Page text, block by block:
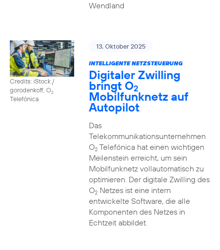
Wendland
Credits: iStock /
gorodenkoff, O2
Telefónica
13. Oktober 2025
INTELLIGENTE NETZSTEUERUNG
Digitaler Zwilling
bringt O2
Mobilfunknetz auf
Autopilot
Das
Telekommunikationsunternehmen
O2Telefónica hat einen wichtigen
Meilenstein erreicht, um sein
Mobilfunknetz vollautomatisch zu
optimieren. Der digitale Zwilling des
O2Netzes ist eine intern
entwickelte Software, die alle
Komponenten des Netzes in
Echtzeit abbildet.